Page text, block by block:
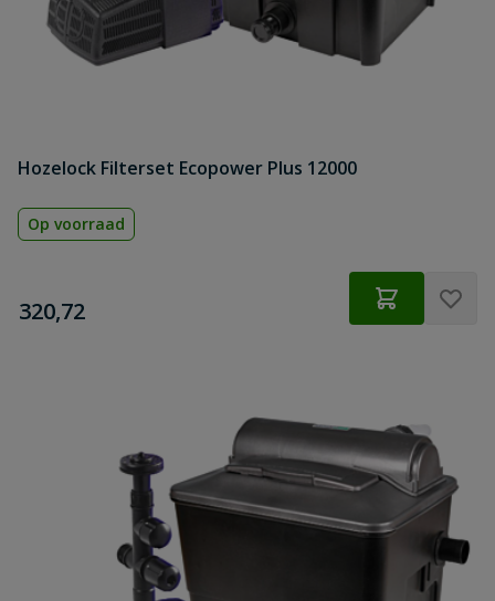
Hozelock Filterset Ecopower Plus 12000
Op voorraad
€
320,72